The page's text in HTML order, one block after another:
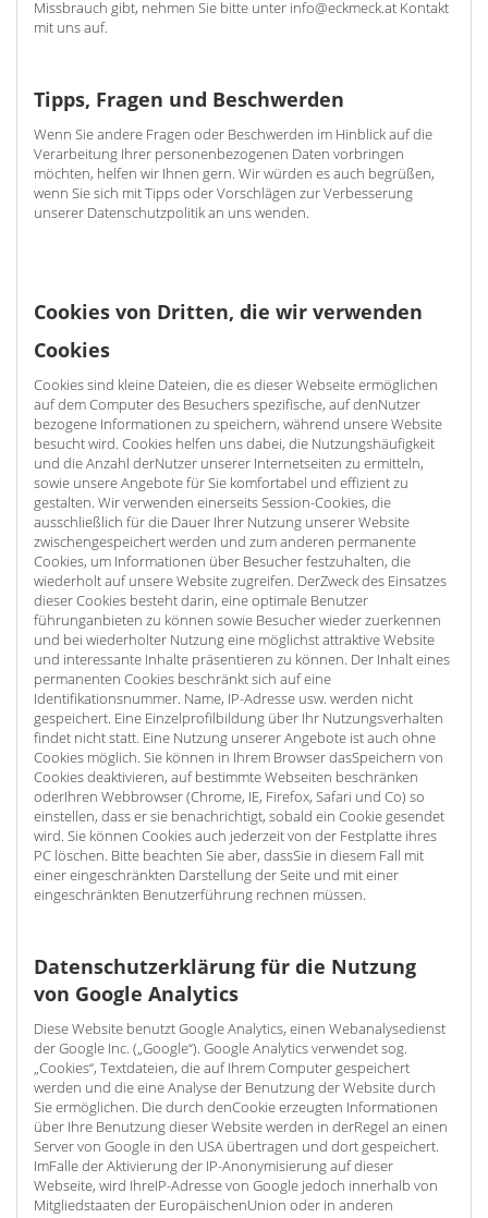
Missbrauch gibt, nehmen Sie bitte unter info@eckmeck.at Kontakt
mit uns auf.
Tipps, Fragen und Beschwerden
Wenn Sie andere Fragen oder Beschwerden im Hinblick auf die
Verarbeitung Ihrer personenbezogenen Daten vorbringen
möchten, helfen wir Ihnen gern. Wir würden es auch begrüßen,
wenn Sie sich mit Tipps oder Vorschlägen zur Verbesserung
unserer Datenschutzpolitik an uns wenden.
Cookies von Dritten, die wir verwenden
Cookies
Cookies sind kleine Dateien, die es dieser Webseite ermöglichen
auf dem Computer des Besuchers spezifische, auf denNutzer
bezogene Informationen zu speichern, während unsere Website
besucht wird. Cookies helfen uns dabei, die Nutzungshäufigkeit
und die Anzahl derNutzer unserer Internetseiten zu ermitteln,
sowie unsere Angebote für Sie komfortabel und effizient zu
gestalten. Wir verwenden einerseits Session-Cookies, die
ausschließlich für die Dauer Ihrer Nutzung unserer Website
zwischengespeichert werden und zum anderen permanente
Cookies, um Informationen über Besucher festzuhalten, die
wiederholt auf unsere Website zugreifen. DerZweck des Einsatzes
dieser Cookies besteht darin, eine optimale Benutzer
führunganbieten zu können sowie Besucher wieder zuerkennen
und bei wiederholter Nutzung eine möglichst attraktive Website
und interessante Inhalte präsentieren zu können. Der Inhalt eines
permanenten Cookies beschränkt sich auf eine
Identifikationsnummer. Name, IP-Adresse usw. werden nicht
gespeichert. Eine Einzelprofilbildung über Ihr Nutzungsverhalten
findet nicht statt. Eine Nutzung unserer Angebote ist auch ohne
Cookies möglich. Sie können in Ihrem Browser dasSpeichern von
Cookies deaktivieren, auf bestimmte Webseiten beschränken
oderIhren Webbrowser (Chrome, IE, Firefox, Safari und Co) so
einstellen, dass er sie benachrichtigt, sobald ein Cookie gesendet
wird. Sie können Cookies auch jederzeit von der Festplatte ihres
PC löschen. Bitte beachten Sie aber, dassSie in diesem Fall mit
einer eingeschränkten Darstellung der Seite und mit einer
eingeschränkten Benutzerführung rechnen müssen.
Datenschutzerklärung für die Nutzung
von Google Analytics
Diese Website benutzt Google Analytics, einen Webanalysedienst
der Google Inc. („Google“). Google Analytics verwendet sog.
„Cookies“, Textdateien, die auf Ihrem Computer gespeichert
werden und die eine Analyse der Benutzung der Website durch
Sie ermöglichen. Die durch denCookie erzeugten Informationen
über Ihre Benutzung dieser Website werden in derRegel an einen
Server von Google in den USA übertragen und dort gespeichert.
ImFalle der Aktivierung der IP-Anonymisierung auf dieser
Webseite, wird IhreIP-Adresse von Google jedoch innerhalb von
Mitgliedstaaten der EuropäischenUnion oder in anderen